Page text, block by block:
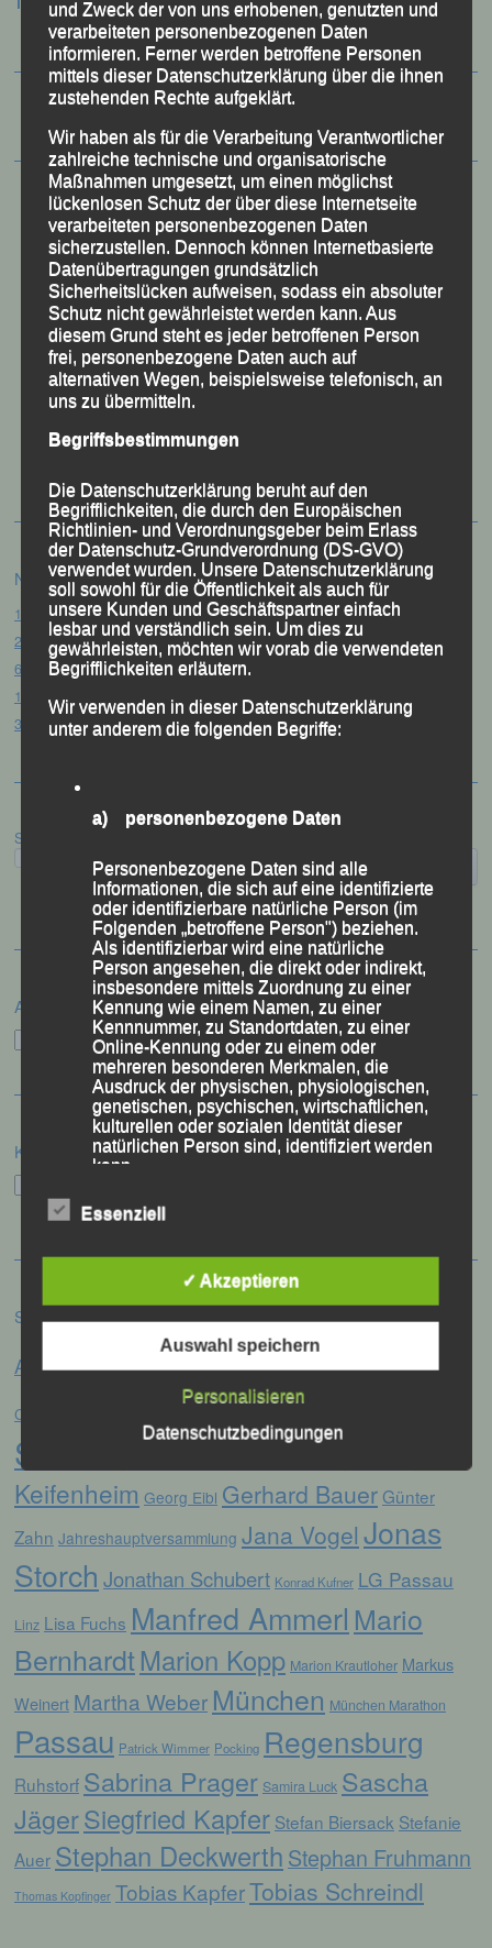
50 Jahre LG Passau
Festzschrift
Neueste Beiträge
15. Pörndorfer Sommernachtslauf – Pörndorf, 01.08.2026
20. Goldener Steig-Lauf – Stozec/Tusset, 01.08.2026
61. Bergsportfest – Ortenburg, 26.07.2026
12. Loser Berglauf – Altaussee/Österreich, 25.07.2026
32. Sommerbiathlon – Passau, 18.07.2026
Suchen
Archiv
Archiv
Kategorien
Kategorien
Schlagwörter
Alex SellnerAnna Drexler Anne Schregle Arnstorf
Centa Hollweck Christina Wimmer
Schultz
Frank Schneider
Keifenheim Georg Eibl Gerhard Bauer Günter
Zahn Jahreshauptversammlung Jana Vogel Jonas
Storch Jonathan Schubert Konrad Kufner LG Passau
Linz Lisa Fuchs Manfred Ammerl Mario
BernhardtMarion Kopp Marion Krautloher Markus
Weinert Martha Weber München München Marathon
Passau Patrick Wimmer Pocking Regensburg
Ruhstorf Sabrina Prager Samira Luck Sascha
JägerSiegfried Kapfer Stefan Biersack Stefanie
Auer Stephan Deckwerth Stephan Fruhmann
Thomas Kopfinger Tobias KapferTobias Schreindl
und Zweck der von uns erhobenen, genutzten und
verarbeiteten personenbezogenen Daten
informieren. Ferner werden betroffene Personen
mittels dieser Datenschutzerklärung über die ihnen
zustehenden Rechte aufgeklärt.
Wir haben als für die Verarbeitung Verantwortlicher
zahlreiche technische und organisatorische
Maßnahmen umgesetzt, um einen möglichst
lückenlosen Schutz der über diese Internetseite
verarbeiteten personenbezogenen Daten
sicherzustellen. Dennoch können Internetbasierte
Datenübertragungen grundsätzlich
Sicherheitslücken aufweisen, sodass ein absoluter
Schutz nicht gewährleistet werden kann. Aus
diesem Grund steht es jeder betroffenen Person
frei, personenbezogene Daten auch auf
alternativen Wegen, beispielsweise telefonisch, an
uns zu übermitteln.
Begriffsbestimmungen
Die Datenschutzerklärung beruht auf den
Begrifflichkeiten, die durch den Europäischen
Richtlinien- und Verordnungsgeber beim Erlass
der Datenschutz-Grundverordnung (DS-GVO)
verwendet wurden. Unsere Datenschutzerklärung
soll sowohl für die Öffentlichkeit als auch für
unsere Kunden und Geschäftspartner einfach
lesbar und verständlich sein. Um dies zu
gewährleisten, möchten wir vorab die verwendeten
Begrifflichkeiten erläutern.
Wir verwenden in dieser Datenschutzerklärung
unter anderem die folgenden Begriffe:
a) personenbezogene Daten
Personenbezogene Daten sind alle
Informationen, die sich auf eine identifizierte
oder identifizierbare natürliche Person (im
Folgenden „betroffene Person") beziehen.
Als identifizierbar wird eine natürliche
Person angesehen, die direkt oder indirekt,
insbesondere mittels Zuordnung zu einer
Kennung wie einem Namen, zu einer
Kennnummer, zu Standortdaten, zu einer
Online-Kennung oder zu einem oder
mehreren besonderen Merkmalen, die
Ausdruck der physischen, physiologischen,
genetischen, psychischen, wirtschaftlichen,
kulturellen oder sozialen Identität dieser
natürlichen Person sind, identifiziert werden
kann.
Betroffene Person ist jede identifizierte oder
identifizierbare natürliche Person, deren
personenbezogene Daten von dem für die
Verarbeitung Verantwortlichen verarbeitet
c) Verarbeitung
Verarbeitung ist jeder mit oder ohne Hilfe
automatisierter Verfahren ausgeführte
Vorgang oder jede solche Vorgangsreihe im
Zusammenhang mit personenbezogenen
Organisation, das Ordnen, die Speicherung,
die Anpassung oder Veränderung, das
Auslesen, das Abfragen, die Verwendung,
Verbreitung oder eine andere Form der
Verknüpfung, die Einschränkung, das
d) Einschränkung der Verarbeitung
Einschränkung der Verarbeitung ist die
Markierung gespeicherter
personenbezogener Daten mit dem Ziel, ihre
künftige Verarbeitung einzuschränken.
Essenziell
✓ Akzeptieren
Auswahl speichern
Personalisieren
Datenschutzbedingungen